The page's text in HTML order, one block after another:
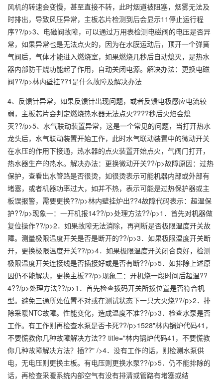
风机的转速会变慢，甚至直接不转，此时烟道被阻塞，烟雾无法及
时排出，导致风压异常，主板芯片检测到后会显示11停止运行程
序??/p>3、电磁阀故障，可以通过万用表检测电磁阀的电压是否异
常，如果异常也是无法点火的，因为在水膜运动后，顶开一个弹簧
气阀后，气体才能进入燃烧室，如果燃烧几秒后自动熄灭，是热水
器内部防干烧功能起了作用，自动关闭电源。解决办法：更换电磁
阀??/p>林内壁挂??1是什么故障及解决办法
4、反馈针异常，如果反馈针出现问题，或者反馈电极感应电流较
弱，主板芯片会判定燃烧热水器无法点火????秒后火焰会熄
灭??/p>5、水气联动装置异常，这是一个常见的问题，当打开热水
龙头后，水气联动装置开始工作，此时水气联动装置中的微动开关
在水压的作用下接通，热水器的点火装置开始点火，气阀门打开，
热水器生产的热水。解决办法：更换微动开关??/p>故障原因：过热
保护，查看出水管路是否很烫，如很烫表示可能机器内部或外部有
堵塞，或者机器功率过大，如并不热，表示可能是过热保护器或主
板误报警，需要更换??/p>林内壁挂炉出??4故障代码表示：超温保
护??/p>现象一：一开机报14??/p>处理方法??/p>1．首先对机器做
复位操作??/p>2．如果故障无法消除，再判断是否极限温度开关故
障。测量极限温度开关是否是断开的??/p>3．如果极限温度开关断
开，更换极限温度开关??/p>4．如果极限温度开关闭合良好，检测
极限温度开关连接线是否插接好或是否有断??/p>5．如排除上述原
因仍不能解决，更换主板??/p>现象二：开机烧一段时间后超温??
4??/p>处理方法??/p>1．首先检查拨码开关所拨位置是否符合机
型。避免三通所处位置不对或在测试状态下一只大火烧??/p>2．排
除采暖NTC故障。性能变化，造成温度不准??/p>3．检查水泵是否
工作。有工作则再检查水泵是否卡死??/p>1528"林内锅炉代码41，
不要慌教你几种故障解决方法?? title="林内锅炉代码41，不要慌教
你几种故障解决方法？插??" />4．没有工作的话，则检测水泵供
电，无电压则更换主板。有电压则更换水泵??/p>5．仍不能排除的
话，再检查采暖系统内部空气有没有排清或管路有堵塞或结